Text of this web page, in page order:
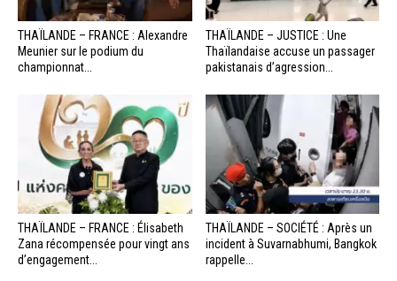
THAÏLANDE – FRANCE : Alexandre
Meunier sur le podium du
championnat...
THAÏLANDE – JUSTICE : Une
Thaïlandaise accuse un passager
pakistanais d’agression...
THAÏLANDE – FRANCE : Élisabeth
Zana récompensée pour vingt ans
d’engagement...
THAÏLANDE – SOCIÉTÉ : Après un
incident à Suvarnabhumi, Bangkok
rappelle...